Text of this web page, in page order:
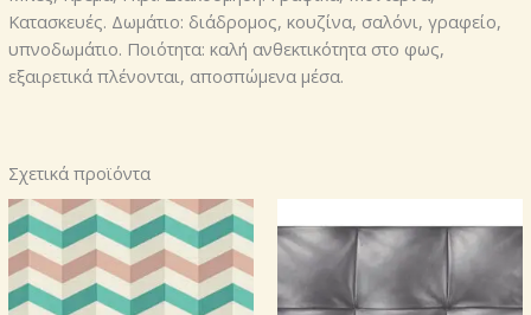
Κατασκευές. Δωμάτιο: διάδρομος, κουζίνα, σαλόνι, γραφείο,
υπνοδωμάτιο. Ποιότητα: καλή ανθεκτικότητα στο φως,
εξαιρετικά πλένονται, αποσπώμενα μέσα.
Σχετικά προϊόντα